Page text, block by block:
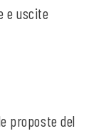
e uscite
proposte del